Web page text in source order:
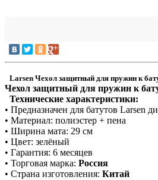
Larsen Чехол защитный для пружин к
Чехол защитный для пружин к
Технические характеристики:
• Предназначен для батутов Larsen
• Материал: полиэстер + пена
• Ширина мата: 29 см
• Цвет: зелёный
• Гарантия: 6 месяцев
• Торговая марка: Россия
• Страна изготовления: Китай